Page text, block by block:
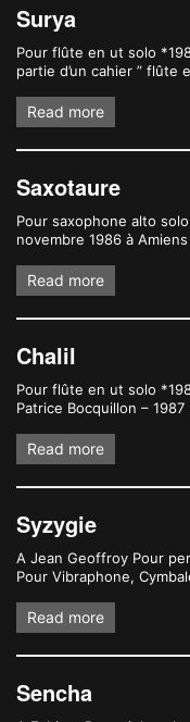
Surya
Pour flûte en ut solo
partie d’un cahier ” flûte
Read more
Saxotaure
Pour saxophone alto
novembre 1986 à
Read more
Chalil
Pour flûte en ut solo
Patrice Bocquillon –
Read more
Syzygie
A Jean Geoffroy Pour
Pour Vibraphone,
Read more
Sencha